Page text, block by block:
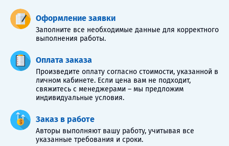
Оформление заявки
Заполните все необходимые данные для корректного
выполнения работы.
Оплата заказа
Произведите оплату согласно стоимости, указанной в
личном кабинете. Если цена вам не подходит,
свяжитесь с менеджерами – мы предложим
индивидуальные условия.
Заказ в работе
Авторы выполняют вашу работу, учитывая все
указанные требования и сроки.